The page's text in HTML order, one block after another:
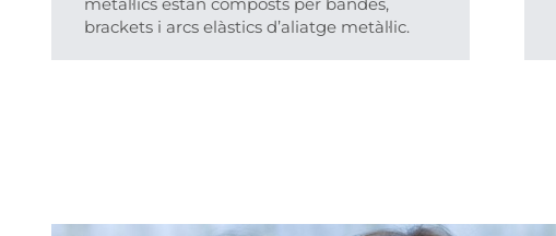
brackets i arcs elàstics d’aliatge metàl·lic.